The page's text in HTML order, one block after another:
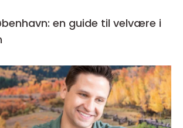
en guide til velvære i